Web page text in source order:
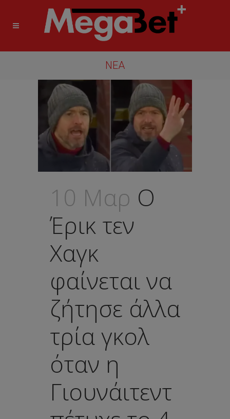
ΝΈΑ
10 Μαρ O
Έρικ τεν
Χαγκ
φαίνεται να
ζήτησε άλλα
τρία γκολ
όταν η
Γιουνάιτεντ